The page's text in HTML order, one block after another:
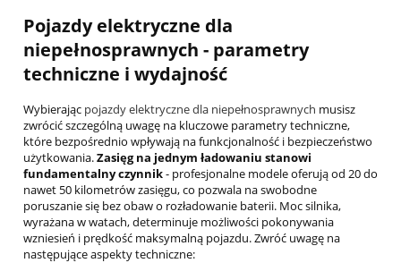
Pojazdy elektryczne dla
niepełnosprawnych - parametry
techniczne i wydajność
Wybierając pojazdy elektryczne dla niepełnosprawnych musisz
zwrócić szczególną uwagę na kluczowe parametry techniczne,
które bezpośrednio wpływają na funkcjonalność i bezpieczeństwo
użytkowania.Zasięg na jednym ładowaniu stanowi
fundamentalny czynnik- profesjonalne modele oferują od 20 do
nawet 50 kilometrów zasięgu, co pozwala na swobodne
poruszanie się bez obaw o rozładowanie baterii. Moc silnika,
wyrażana w watach, determinuje możliwości pokonywania
wzniesień i prędkość maksymalną pojazdu. Zwróć uwagę na
następujące aspekty techniczne: